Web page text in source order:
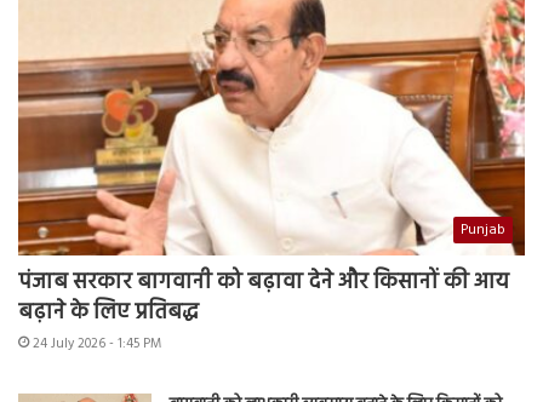
Punjab
पंजाब सरकार बागवानी को बढ़ावा देने और किसानों की आय
बढ़ाने के लिए प्रतिबद्ध
24 July 2026 - 1:45 PM